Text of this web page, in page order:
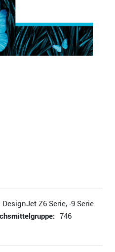
DesignJet Z6 Serie, -9 Serie
746